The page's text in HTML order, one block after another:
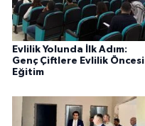
Evlilik Yolunda İlk Adım:
Genç Çiftlere Evlilik Öncesi
Eğitim